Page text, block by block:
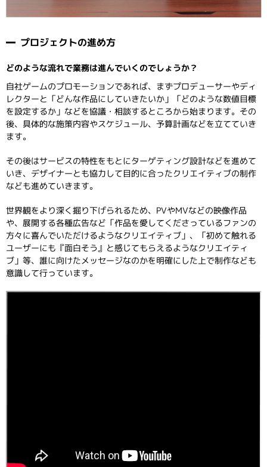
プロジェクトの進め方
どのような流れで業務は進んでいくのでしょうか？
自社ゲームのプロモーションであれば、まずプロデューサーやディ
レクターと「どんな作品にしていきたいか」「どのような数値目標
を設定するか」などを協議・相談するところから始まります。その
後、具体的な施策内容やスケジュール、予算計画などを立てていき
ます。
その後はサービスの特性をもとにターゲティング設計などを進めて
いき、デザイナーとも協力して目的に合ったクリエイティブの制作
なども進めていきます。
世界観をより深く掘り下げられるため、PVやMVなどの映像作品
や、展開する各種広告など「作品を愛してくださっているファンの
方々に喜んでいただけるようなクリエイティブ」、「初めて触れる
ユーザーにも『面白そう』と感じてもらえるようなクリエイティ
ブ」等、誰に向けたメッセージなのかを明確にした上で制作なども
意識して行っています。